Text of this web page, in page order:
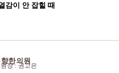
감이 안 잡힐 때
한의원
장 : 권고은